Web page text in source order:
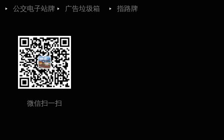
公交电子站牌 广告垃圾箱 指路牌
微信扫一扫